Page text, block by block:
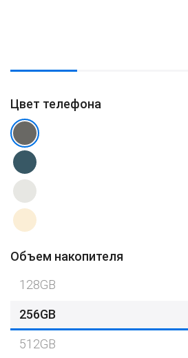
Цвет телефона
Объем накопителя
128GB
256GB
512GB